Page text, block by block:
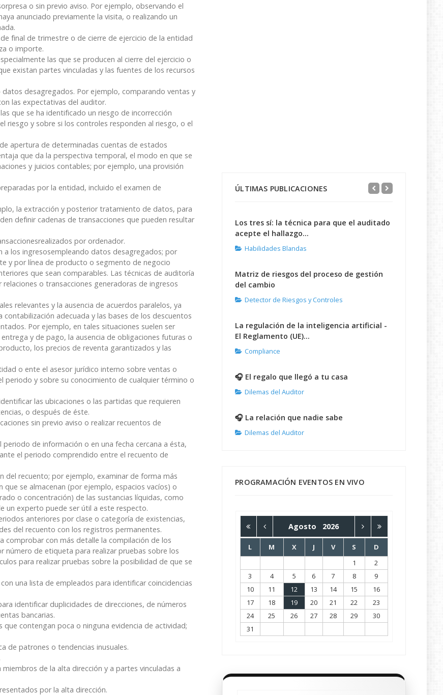
o sin previo aviso. Por ejemplo, observando el
anunciado previamente la visita, o realizando un
final de trimestre o de cierre de ejercicio de la entidad
o importe.
las que se producen al cierre del ejercicio o
existan partes vinculadas y las fuentes de los recursos
desagregados. Por ejemplo, comparando ventas y
las expectativas del auditor.
que se ha identificado un riesgo de incorrección
riesgo y sobre si los controles responden al riesgo, o el
apertura de determinadas cuentas de estados
que da la perspectiva temporal, el modo en que se
y juicios contables; por ejemplo, una provisión
por la entidad, incluido el examen de
la extracción y posterior tratamiento de datos, para
definir cadenas de transacciones que pueden resultar
por ordenador.
los ingresosempleando datos desagregados; por
y por línea de producto o segmento de negocio
que sean comparables. Las técnicas de auditoría
o transacciones generadoras de ingresos
relevantes y la ausencia de acuerdos paralelos, ya
adecuada y las bases de los descuentos
Por ejemplo, en tales situaciones suelen ser
y de pago, la ausencia de obligaciones futuras o
los precios de reventa garantizados y las
o ente el asesor jurídico interno sobre ventas o
periodo y sobre su conocimiento de cualquier término o
las ubicaciones o las partidas que requieren
o después de éste.
sin previo aviso o realizar recuentos de
de información o en una fecha cercana a ésta,
el periodo comprendido entre el recuento de
del recuento; por ejemplo, examinar de forma más
se almacenan (por ejemplo, espacios vacíos) o
o concentración) de las sustancias líquidas, como
un experto puede ser útil a este respecto.
anteriores por clase o categoría de existencias,
del recuento con los registros permanentes.
comprobar con más detalle la compilación de los
número de etiqueta para realizar pruebas sobre los
para realizar pruebas sobre la posibilidad de que se
una lista de empleados para identificar coincidencias
identificar duplicidades de direcciones, de números
bancarias.
contengan poca o ninguna evidencia de actividad;
de patrones o tendencias inusuales.
de la alta dirección y a partes vinculadas a
por la alta dirección.
ÚLTIMAS PUBLICACIONES
Los tres sí: la técnica para que el auditado
acepte el hallazgo...
Habilidades Blandas
Matriz de riesgos del proceso de gestión
del cambio
Detector de Riesgos y Controles
La regulación de la inteligencia artificial -
El Reglamento (UE)...
Compliance
🎧 El regalo que llegó a tu casa
Dilemas del Auditor
🎧 La relación que nadie sabe
Dilemas del Auditor
PROGRAMACIÓN EVENTOS EN VIVO
Agosto 2026
L M X J V S
D
1
2
3
4 5 6 7 8
9
10
11 12 13 14 15
16
17
18 19 20 21 22
23
24
25 26 27 28 29
30
31